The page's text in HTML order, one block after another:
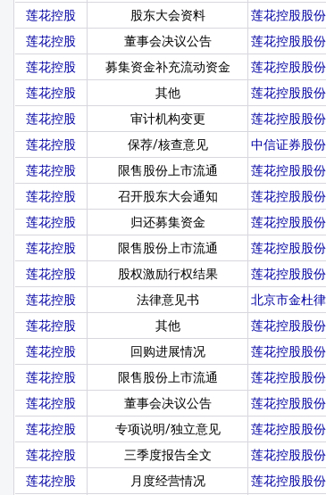
莲花控股
股东大会资料 莲花控股股
莲花控股
董事会决议公告 莲花控股股
莲花控股
募集资金补充流动资金 莲花控股股
莲花控股
其他 莲花控股股
莲花控股
审计机构变更 莲花控股股
莲花控股
保荐/核查意见 中信证券股
莲花控股
限售股份上市流通 莲花控股股
莲花控股
召开股东大会通知 莲花控股股
莲花控股
归还募集资金 莲花控股股
莲花控股
限售股份上市流通 莲花控股股
莲花控股
股权激励行权结果 莲花控股股
莲花控股
法律意见书 北京市金杜
莲花控股
其他 莲花控股股
莲花控股
回购进展情况 莲花控股股
莲花控股
限售股份上市流通 莲花控股股
莲花控股
董事会决议公告 莲花控股股
莲花控股
专项说明/独立意见 莲花控股股
莲花控股
三季度报告全文 莲花控股股
莲花控股
月度经营情况 莲花控股股